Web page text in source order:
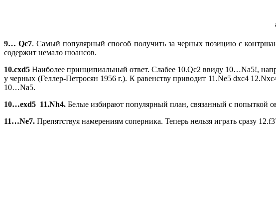
9…Qc7. Самый популярный способ получить за черных позицию с
содержит немало нюансов.
10.cxd5 Наиболее принципиальный ответ. Слабее 10.Qc2 ввиду 10…Na5!,
у черных (Геллер-Петросян 1956 г.). К равенству приводит 11.Ne5 dxc4
10…Na5.
10…exd5 11.Nh4. Белые избирают популярный план, связанный с попыткой
11…Ne7. Препятствуя намерениям соперника. Теперь нельзя играть сразу